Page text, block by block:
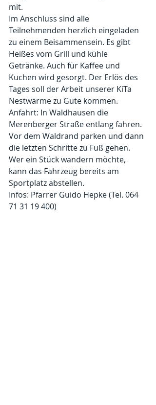
mit.
Im Anschluss sind alle
Teilnehmenden herzlich eingeladen
zu einem Beisammensein. Es gibt
Heißes vom Grill und kühle
Getränke. Auch für Kaffee und
Kuchen wird gesorgt. Der Erlös des
Tages soll der Arbeit unserer KiTa
Nestwärme zu Gute kommen.
Anfahrt: In Waldhausen die
Merenberger Straße entlang fahren.
Vor dem Waldrand parken und dann
die letzten Schritte zu Fuß gehen.
Wer ein Stück wandern möchte,
kann das Fahrzeug bereits am
Sportplatz abstellen.
Infos: Pfarrer Guido Hepke (Tel. 064
71 31 19 400)